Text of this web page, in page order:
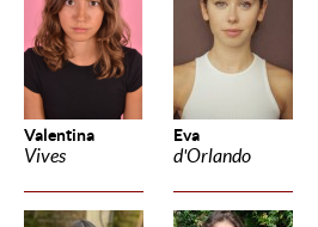
Valentina
Vives
Eva
d'Orlando